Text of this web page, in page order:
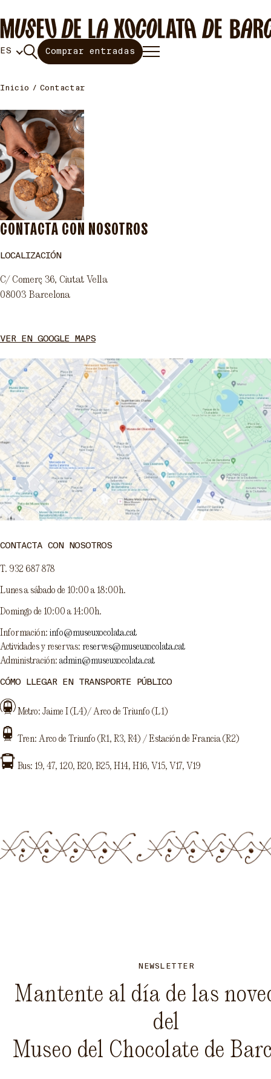
ES Comprar entradas
Inicio Contactar
CONTACTA CON NOSOTROS
LOCALIZACIÓN
C/ Comerç 36, Ciutat Vella
08003 Barcelona
VER EN GOOGLE MAPS
CONTACTA CON NOSOTROS
T. 932 687 878
Lunes a sábado de 10:00 a 18:00h.
Domingo de 10:00 a 14:00h.
Información: info@museuxocolata.cat
Actividades y reservas: reserves@museuxocolata.cat
Administración: admin@museuxocolata.cat
CÓMO LLEGAR EN TRANSPORTE PÚBLICO
Metro: Jaime I (L4)/ Arco de Triunfo (L1)
Tren: Arco de Triunfo (R1, R3, R4) / Estación de Francia (R2)
Bus: 19, 47, 120, B20, B25, H14, H16, V15, V17, V19
NEWSLETTER
Mantente al día de las
del
Museo del Chocolate de